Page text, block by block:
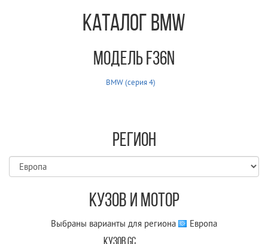
Каталог BMW
Модель F36N
BMW (серия 4)
Регион
Кузов и мотор
Выбраны варианты для региона Европа
Кузов GC